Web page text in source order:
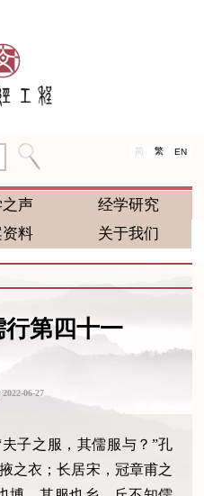
简 繁 EN
声
经学研究
料 关于我们
行第四十一
2022-06-27
子之服，其儒服与？”孔
之衣；长居宋，冠章甫之